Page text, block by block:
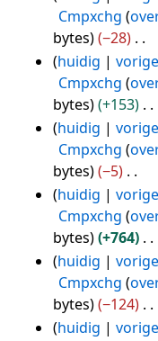
n
g
a
t
t
n
g
m
n
v
a
t
t
n
g
s
s
a
m
n
v
a
t
t
n
g
i
n
g
s
s
a
m
n
v
a
t
t
n
g
r
k
i
n
g
s
s
a
m
n
v
a
t
t
b
e
w
r
k
i
n
g
s
s
a
m
n
v
e
n
b
e
w
r
k
i
n
g
s
s
a
Cmpxchg
bytes
−28
G
e
n
b
e
w
r
k
i
n
g
huidig vorige
Cmpxchg
bytes
+153
G
e
n
b
e
w
r
k
huidig vorige
Cmpxchg
bytes
−5
G
e
n
b
e
w
huidig vorige
Cmpxchg
bytes
+764
G
e
n
huidig vorige
Cmpxchg
bytes
−124
Ghuidig vorige